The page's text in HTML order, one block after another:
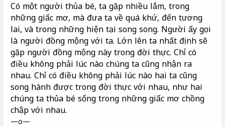
Có một người thủa bé, ta gặp nhiều lắm, trong
những giấc mơ, mà đưa ta về quá khứ, đến tương
lai, và trong những hiện tại song song. Người ấy gọi
là người đồng mộng với ta. Lớn lên ta nhất định sẽ
gặp người đồng mộng này trong đời thực. Chỉ có
điều không phải lúc nào chúng ta cũng nhận ra
nhau. Chỉ có điều không phải lúc nào hai ta cũng
song hành được trong đời thực với nhau, như hai
chúng ta thủa bé sống trong những giấc mơ chồng
chập với nhau.
—o—